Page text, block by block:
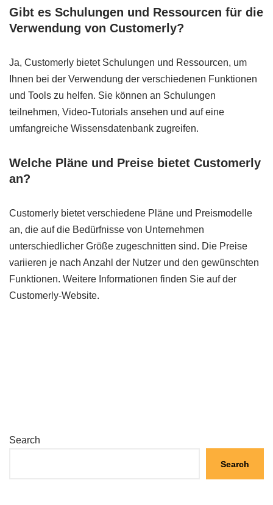
Gibt es Schulungen und Ressourcen für die
Verwendung von Customerly?
Ja, Customerly bietet Schulungen und Ressourcen, um
Ihnen bei der Verwendung der verschiedenen Funktionen
und Tools zu helfen. Sie können an Schulungen
teilnehmen, Video-Tutorials ansehen und auf eine
umfangreiche Wissensdatenbank zugreifen.
Welche Pläne und Preise bietet Customerly
an?
Customerly bietet verschiedene Pläne und Preismodelle
an, die auf die Bedürfnisse von Unternehmen
unterschiedlicher Größe zugeschnitten sind. Die Preise
variieren je nach Anzahl der Nutzer und den gewünschten
Funktionen. Weitere Informationen finden Sie auf der
Customerly-Website.
Search
Search